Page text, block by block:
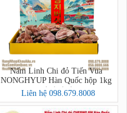
Nấm Linh Chi đỏ Tiến Vua
NONGHYUP Hàn Quốc hộp 1kg
(영지버섯)
Liên hệ 098.679.8008